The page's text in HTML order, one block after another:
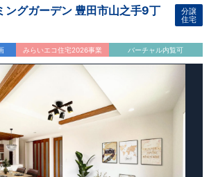
野北小学校 徒歩22分
わ店 徒歩9分
淵野辺店 徒歩20分
町田常盤店 徒歩11分
ーデンのこだわり◇
制】
か。が明確だからこそ、お客様の安心に繋が
業が互いに協力しあい、最良のプランを提供
ジンを抑えることで、コストダウンに努めて
】
ングガーデン 豊田市山之手9丁
分譲
住宅
みらいエコ住宅2026事業 バーチャル内覧可